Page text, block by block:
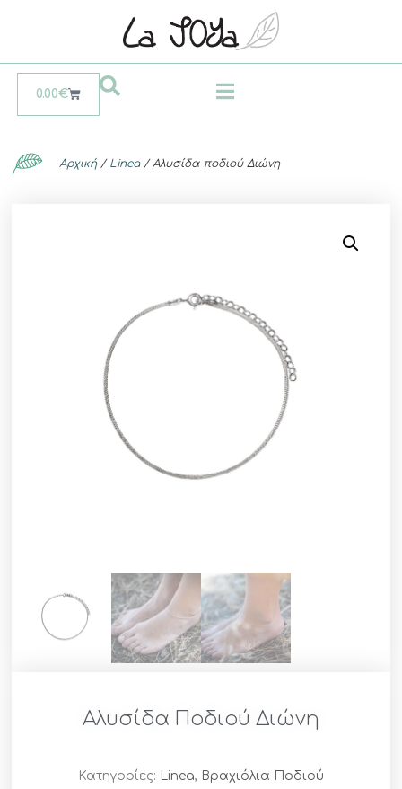
0.00€
Αρχική/ Linea/ Αλυσίδα ποδιού Διώνη
Αλυσίδα Ποδιού Διώνη
Κατηγορίες: Linea, Βραχιόλια Ποδιού